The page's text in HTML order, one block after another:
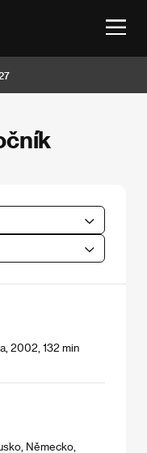
2002, 132 min
Německo,